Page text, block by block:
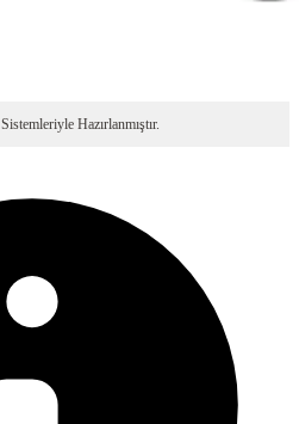
Sistemleriyle Hazırlanmıştır.